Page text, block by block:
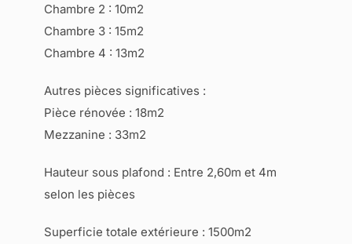
Chambre 2 : 10m2
Chambre 3 : 15m2
Chambre 4 : 13m2
Autres pièces significatives :
Pièce rénovée : 18m2
Mezzanine : 33m2
Hauteur sous plafond : Entre 2,60m et 4m
selon les pièces
Superficie totale extérieure : 1500m2